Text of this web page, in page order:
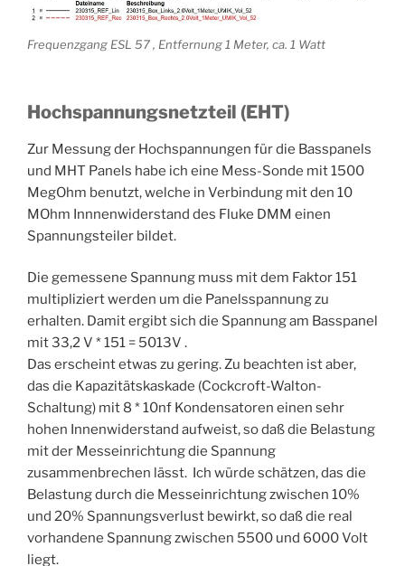
Frequenzgang ESL 57 , Entfernung 1 Meter, ca. 1 Watt
Hochspannungsnetzteil (EHT)
Zur Messung der Hochspannungen für die Basspanels
und MHT Panels habe ich eine Mess-Sonde mit 1500
MegOhm benutzt, welche in Verbindung mit den 10
MOhm Innnenwiderstand des Fluke DMM einen
Spannungsteiler bildet.
Die gemessene Spannung muss mit dem Faktor 151
multipliziert werden um die Panelsspannung zu
erhalten. Damit ergibt sich die Spannung am Basspanel
mit 33,2 V * 151 = 5013V .
Das erscheint etwas zu gering. Zu beachten ist aber,
das die Kapazitätskaskade (Cockcroft-Walton-
Schaltung) mit 8 * 10nf Kondensatoren einen sehr
hohen Innenwiderstand aufweist, so daß die Belastung
mit der Messeinrichtung die Spannung
zusammenbrechen lässt. Ich würde schätzen, das die
Belastung durch die Messeinrichtung zwischen 10%
und 20% Spannungsverlust bewirkt, so daß die real
vorhandene Spannung zwischen 5500 und 6000 Volt
liegt.